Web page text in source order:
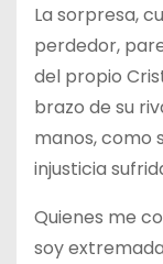
La sorpresa,
perdedor,
del propio
brazo de su
manos, como
injusticia
Quienes me
soy